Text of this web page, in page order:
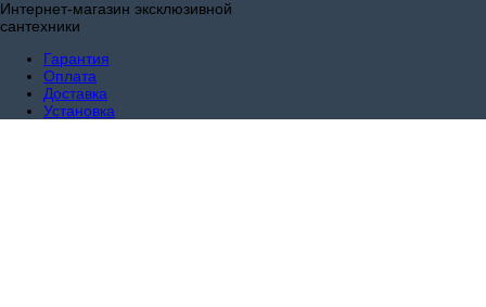
Интернет-магазин эксклюзивной
сантехники
Гарантия
Оплата
Доставка
Установка